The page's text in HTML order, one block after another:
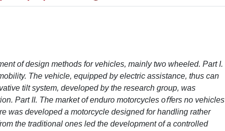
of design methods for vehicles, mainly two wheeled. Part I.
The vehicle, equipped by electric assistance, thus can
tilt system, developed by the research group, was
Part II. The market of enduro motorcycles oﬀers no vehicles
was developed a motorcycle designed for handling rather
the traditional ones led the development of a controlled